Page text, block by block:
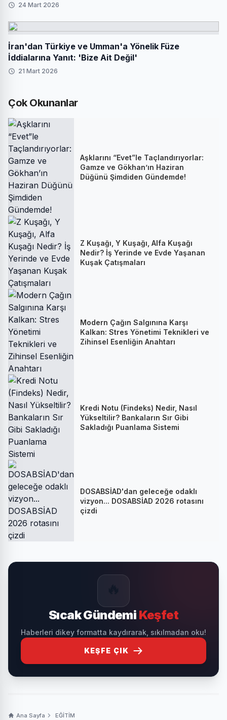
24 Mart 2026
İran'dan Türkiye ve Umman'a Yönelik Füze
İddialarına Yanıt: 'Bize Ait Değil'
21 Mart 2026
Çok Okunanlar
Aşklarını “Evet”le Taçlandırıyorlar:
Gamze ve Gökhan’ın Haziran
Düğünü Şimdiden Gündemde!
Z Kuşağı, Y Kuşağı, Alfa Kuşağı
Nedir? İş Yerinde ve Evde Yaşanan
Kuşak Çatışmaları
Modern Çağın Salgınına Karşı
Kalkan: Stres Yönetimi Teknikleri ve
Zihinsel Esenliğin Anahtarı
Kredi Notu (Findeks) Nedir, Nasıl
Yükseltilir? Bankaların Sır Gibi
Sakladığı Puanlama Sistemi
DOSABSİAD'dan geleceğe odaklı
vizyon... DOSABSİAD 2026 rotasını
çizdi
Sıcak Gündemi Keşfet
Haberleri dikey formatta kaydırarak, sıkılmadan oku!
KEŞFE ÇIK
Ana Sayfa EĞİTİM